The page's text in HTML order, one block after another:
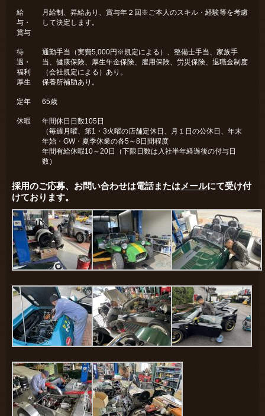
給
与・
賞与
月給制、昇給あり、賞与年２回※ご本人のスキル・経験等を考慮
して決定します。
待
遇・
福利
厚生
通勤手当（実費5,000円※規定による）、整備士手当、家族手
当、健康保険、厚生年金保険、雇用保険、労災保険、退職金制度
（会社規定による）あり。
保養所補助あり。
定年 65歳
休暇
年間休日日数105日
（毎週月曜、第1・3火曜の店舗定休日、月１日の公休日、年末
年始・GW・夏季休業の各5～8日間程度
年間有給休暇10～20日（下限日数は入社半年経過後の付与日
数）
採用のご応募、お問い合わせは電話または メールにて受け付
けております。